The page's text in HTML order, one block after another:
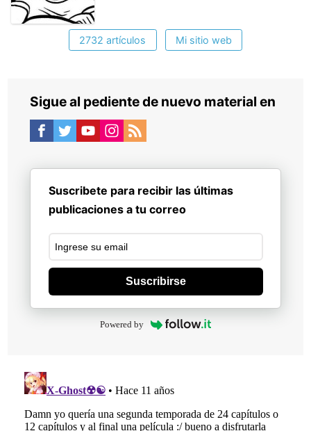
2732 artículos Mi sitio web
Sigue al pediente de nuevo material en
Suscribete para recibir las últimas
publicaciones a tu correo
Suscribirse
Powered by